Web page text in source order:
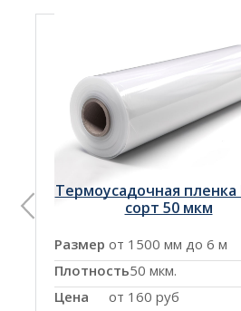
Термоусадочная пленка
сорт 50 мкм
Размер от 1500 мм до 6 м
Плотность50 мкм.
Цена
от 160 руб